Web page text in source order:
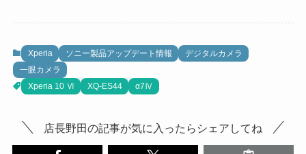
Xperia ソニー製品アップデート情報
デジタルカメラ
一眼カメラ
Xperia 10 Ⅵ
XQ-ES44 α7Ⅳ
店長野田の記事が気に入ったらシェアしてね